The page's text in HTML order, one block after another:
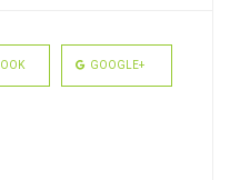
GOOGLE+